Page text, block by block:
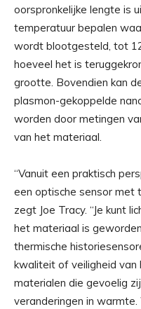
oorspronkelijke lengte is
temperatuur bepalen
wordt blootgesteld, tot
hoeveel het is
grootte. Bovendien kan
plasmon-gekoppelde
worden door metingen
van het materiaal.
“Vanuit een praktisch
een ​​optische sensor met
zegt Joe Tracy. “Je kunt
het materiaal is
thermische
kwaliteit of veiligheid van
materialen die gevoelig
veranderingen in